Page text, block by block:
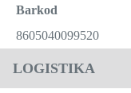
Barkod
8605040099520
LOGISTIKA